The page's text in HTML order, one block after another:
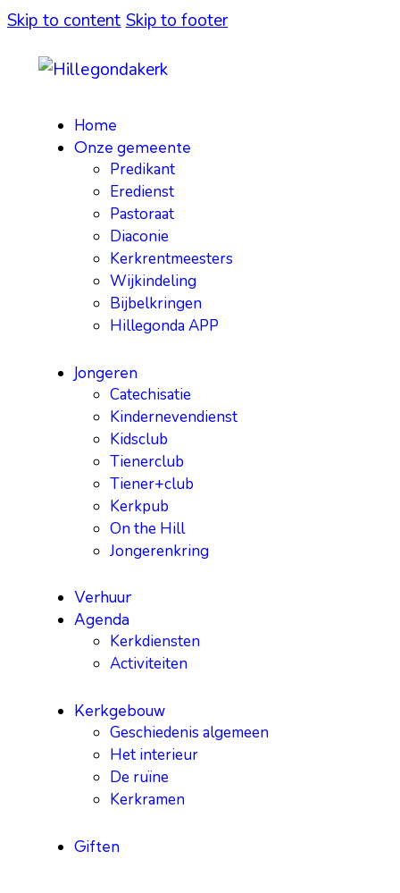
Skip to content Skip to footer
Home
Onze gemeente
Predikant
Eredienst
Pastoraat
Diaconie
Kerkrentmeesters
Wijkindeling
Bijbelkringen
Hillegonda APP
Jongeren
Catechisatie
Kindernevendienst
Kidsclub
Tienerclub
Tiener+club
Kerkpub
On the Hill
Jongerenkring
Verhuur
Agenda
Kerkdiensten
Activiteiten
Kerkgebouw
Geschiedenis algemeen
Het interieur
De ruïne
Kerkramen
Giften